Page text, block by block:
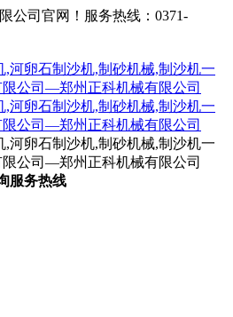
公司官网！服务热线：0371-
服务热线